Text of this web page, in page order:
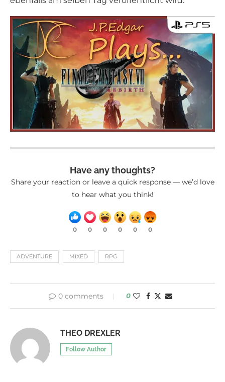
Have any thoughts?
Share your reaction or leave a quick response — we’d love
to hear what you think!
0 0 0 0 0 0
ADVENTURE MIXED RPG
0 comments 0
THEO DREXLER
Follow Author